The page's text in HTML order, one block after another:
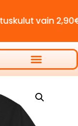
vain 2,90€